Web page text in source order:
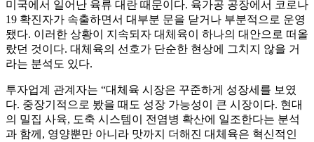
미국에서 일어난 육류 대란 때문이다. 육가공 공장에서 코로나
19 확진자가 속출하면서 대부분 문을 닫거나 부분적으로 운영
됐다. 이러한 상황이 지속되자 대체육이 하나의 대안으로 떠올
랐던 것이다. 대체육의 선호가 단순한 현상에 그치지 않을 거
라는 분석도 있다.
투자업계 관계자는 “대체육 시장은 꾸준하게 성장세를 보였
다. 중장기적으로 봤을 때도 성장 가능성이 큰 시장이다. 현대
의 밀집 사육, 도축 시스템이 전염병 확산에 일조한다는 분석
과 함께, 영양뿐만 아니라 맛까지 더해진 대체육은 혁신적인